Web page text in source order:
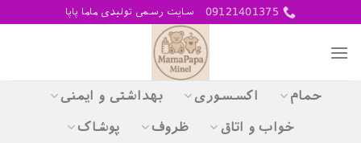
content
09121401375 سایت رسمی تولیدی ماما پاپا
حمام اکسسوری بهداشتی و ایمنی
خواب و اتاق ظروف پوشاک